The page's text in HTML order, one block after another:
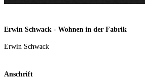
Erwin Schwack - Wohnen in der Fabrik
Erwin Schwack
Anschrift